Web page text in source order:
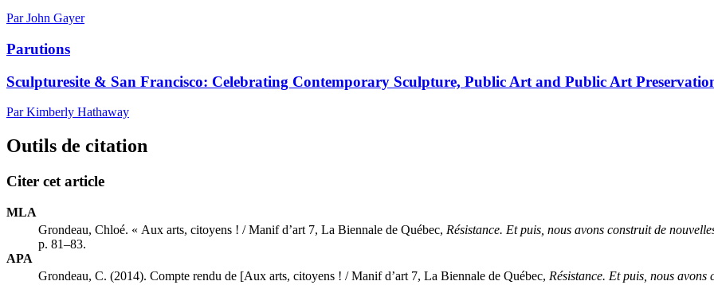
Par John Gayer
Parutions
Sculpturesite & San Francisco: Celebrating Contemporary Sculpture, Public Art and Public Art
Par Kimberly Hathaway
Outils de citation
Citer cet article
MLA
Grondeau, Chloé. « Aux arts, citoyens ! / Manif d’art 7, La Biennale de Québec, Résistance. Et puis, nous avons construit de
p. 81–83.
APA
Grondeau, C. (2014). Compte rendu de [Aux arts, citoyens ! / Manif d’art 7, La Biennale de Québec, Résistance. Et puis, nous avons